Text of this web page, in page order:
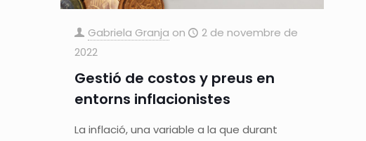
Gabriela Granja on
2 de novembre de
2022
Gestió de costos y preus en
entorns inflacionistes
La inflació, una variable a la que durant